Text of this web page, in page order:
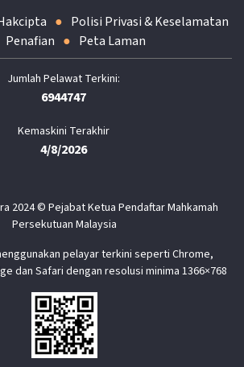
Polisi Privasi & Keselamatan
Penafian
Peta Laman
6944747
Kemaskini Terakhir
4/8/2026
2024 © Pejabat Ketua Pendaftar Mahkamah
Persekutuan Malaysia
pelayar terkini seperti Chrome,
dan Safari dengan resolusi minima 1366×768